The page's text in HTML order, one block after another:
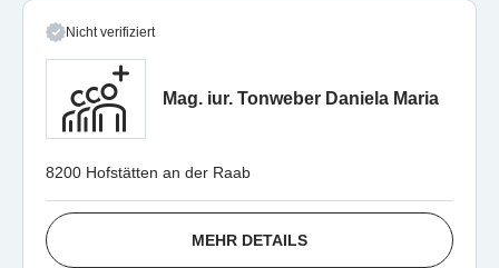
Nicht verifiziert
Mag. iur. Tonweber Daniela Maria
8200 Hofstätten an der Raab
MEHR DETAILS